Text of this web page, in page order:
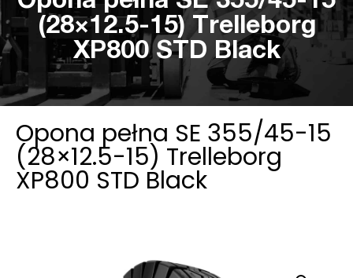
(28×12.5-15) Trelleborg
XP800 STD Black
Opona pełna SE 355/45-15
(28×12.5-15) Trelleborg
XP800 STD Black